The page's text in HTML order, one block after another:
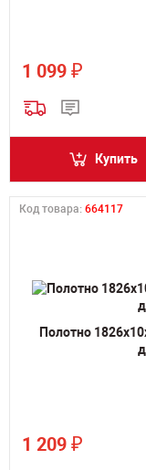
1 099 ₽
Купить
Код товара: 664117
Полотно
1 209 ₽